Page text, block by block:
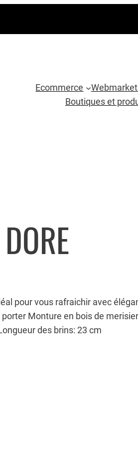
Ecommerce
Boutiques et
pour vous rafraichir avec
Monture en bois de merisier
des brins: 23 cm